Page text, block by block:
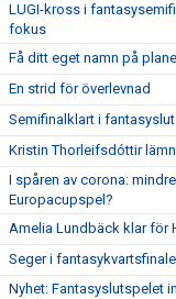
LUGI-kross i
fokus
Få ditt eget namn på
En strid för överlevnad
Semifinalklart i
Kristin Thorleifsdóttir
I spåren av corona:
Europacupspel?
Amelia Lundbäck klar för
Seger i
Nyhet: Fantasyslutspelet